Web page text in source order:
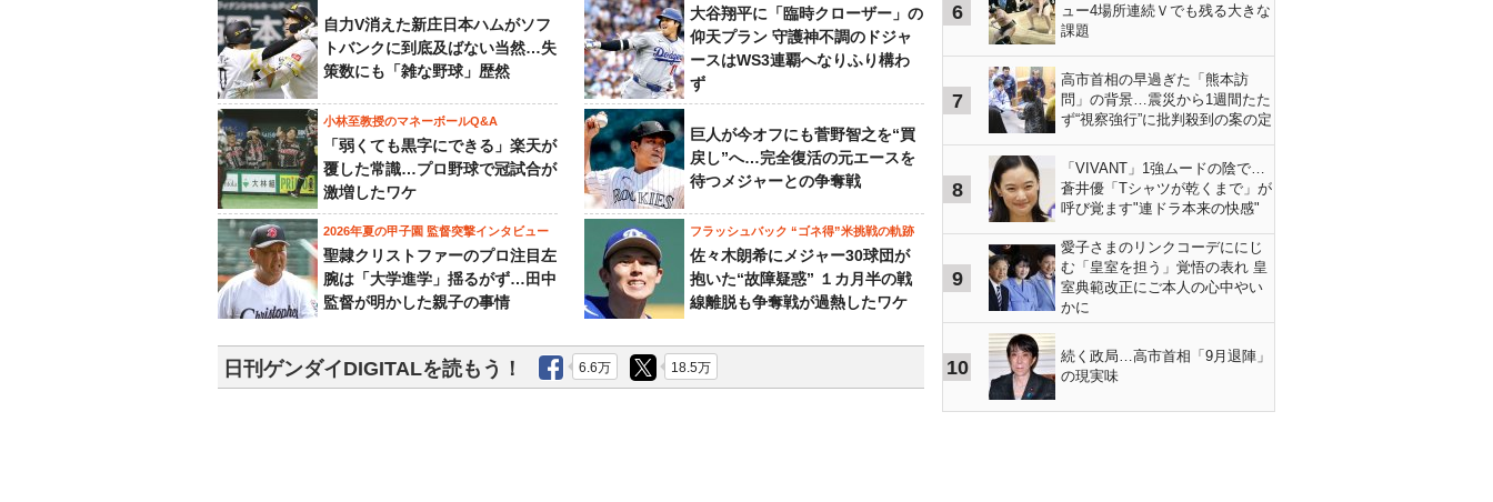
自力V消えた新庄日本ハムがソフ
トバンクに到底及ばない当然…失
策数にも「雑な野球」歴然
大谷翔平に「臨時クローザー」の
仰天プラン 守護神不調のドジャ
ースはWS3連覇へなりふり構わ
ず
小林至教授のマネーボールQ&A
「弱くても黒字にできる」楽天が
覆した常識…プロ野球で冠試合が
激増したワケ
巨人が今オフにも菅野智之を“買
戻し”へ…完全復活の元エースを
待つメジャーとの争奪戦
2026年夏の甲子園 監督突撃インタビュー
聖隷クリストファーのプロ注目左
腕は「大学進学」揺るがず…田中
監督が明かした親子の事情
フラッシュバック “ゴネ得”米挑戦の軌跡
佐々木朗希にメジャー30球団が
抱いた“故障疑惑” １カ月半の戦
線離脱も争奪戦が過熱したワケ
日刊ゲンダイDIGITALを読もう！ 6.6万 18.5万
6
ュー4場所連続Ｖでも残る大きな
課題
7
高市首相の早過ぎた「熊本訪
問」の背景…震災から1週間たた
ず“視察強行”に批判殺到の案の定
8
「VIVANT」1強ムードの陰で…
蒼井優「Tシャツが乾くまで」が
呼び覚ます"連ドラ本来の快感"
9
愛子さまのリンクコーデににじ
む「皇室を担う」覚悟の表れ 皇
室典範改正にご本人の心中やい
かに
10
続く政局…高市首相「9月退陣」
の現実味